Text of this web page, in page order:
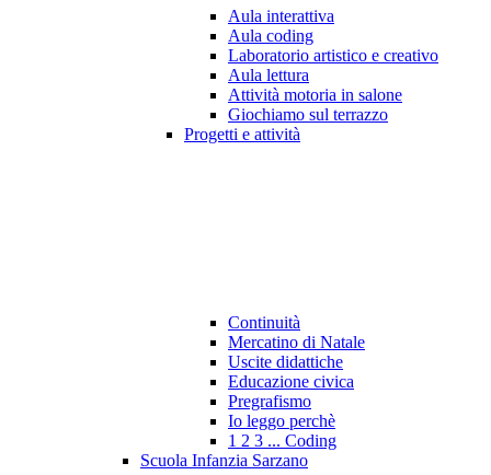
Aula interattiva
Aula coding
Laboratorio artistico e creativo
Aula lettura
Attività motoria in salone
Giochiamo sul terrazzo
Progetti e attività
Continuità
Mercatino di Natale
Uscite didattiche
Educazione civica
Pregrafismo
Io leggo perchè
1 2 3 ... Coding
Scuola Infanzia Sarzano